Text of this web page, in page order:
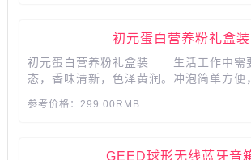
初元蛋白营养粉礼盒装
初元蛋白营养粉礼盒装 生活工作中需
态，香味清新，色泽黄润。冲泡简单方便
参考价格：299.00RMB
GEED球形无线蓝牙音